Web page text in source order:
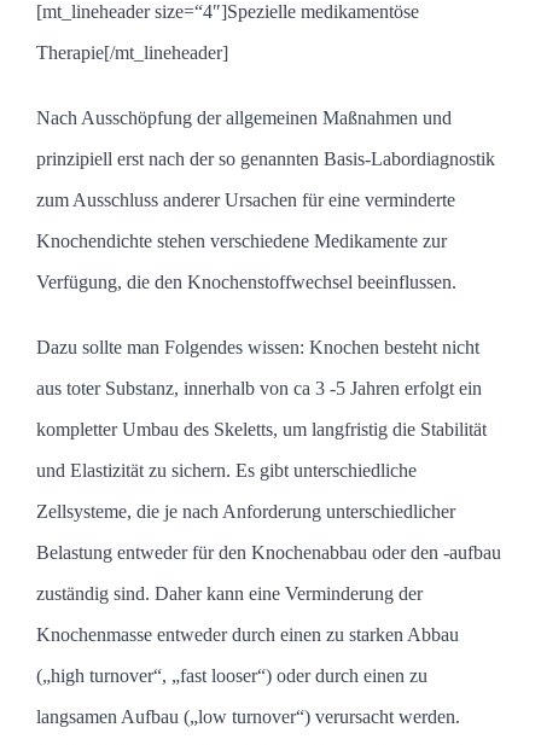
[mt_lineheader size=“4″]Spezielle medikamentöse
Therapie[/mt_lineheader]
Nach Ausschöpfung der allgemeinen Maßnahmen und
prinzipiell erst nach der so genannten Basis-Labordiagnostik
zum Ausschluss anderer Ursachen für eine verminderte
Knochendichte stehen verschiedene Medikamente zur
Verfügung, die den Knochenstoffwechsel beeinflussen.
Dazu sollte man Folgendes wissen: Knochen besteht nicht
aus toter Substanz, innerhalb von ca 3 -5 Jahren erfolgt ein
kompletter Umbau des Skeletts, um langfristig die Stabilität
und Elastizität zu sichern. Es gibt unterschiedliche
Zellsysteme, die je nach Anforderung unterschiedlicher
Belastung entweder für den Knochenabbau oder den -aufbau
zuständig sind. Daher kann eine Verminderung der
Knochenmasse entweder durch einen zu starken Abbau
(„high turnover“, „fast looser“) oder durch einen zu
langsamen Aufbau („low turnover“) verursacht werden.